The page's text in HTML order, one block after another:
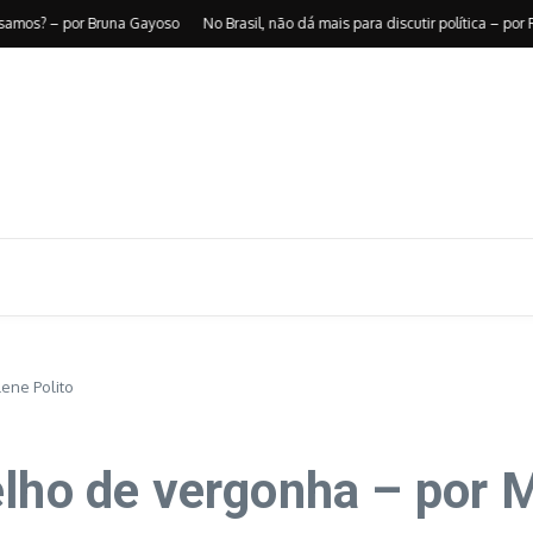
– por Bruna Gayoso No Brasil, não dá mais para discutir política – por
Polito
de vergonha – por